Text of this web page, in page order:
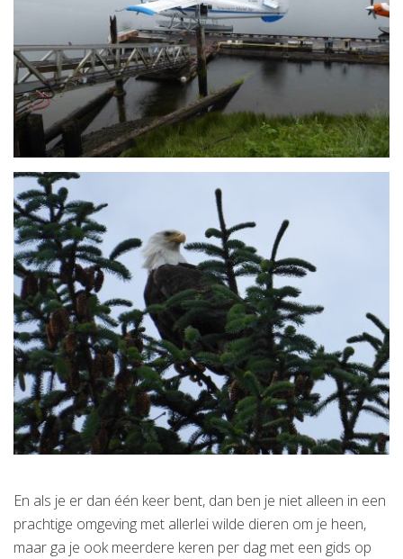
En als je er dan één keer bent, dan ben je niet alleen in een
prachtige omgeving met allerlei wilde dieren om je heen,
maar ga je ook meerdere keren per dag met een gids op